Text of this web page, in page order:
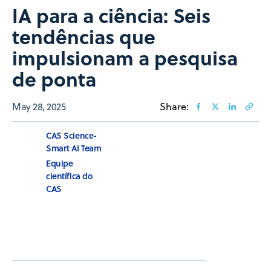
IA para a ciência: Seis
tendências que
impulsionam a pesquisa
de ponta
May 28, 2025 Share:
CAS Science-
Smart AI Team
Equipe
científica do
CAS